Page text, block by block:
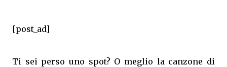
[post_ad]
Ti sei perso uno spot? O meglio la canzone di